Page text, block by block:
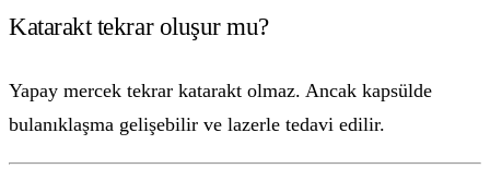
Katarakt tekrar oluşur mu?
Yapay mercek tekrar katarakt olmaz. Ancak kapsülde
bulanıklaşma gelişebilir ve lazerle tedavi edilir.